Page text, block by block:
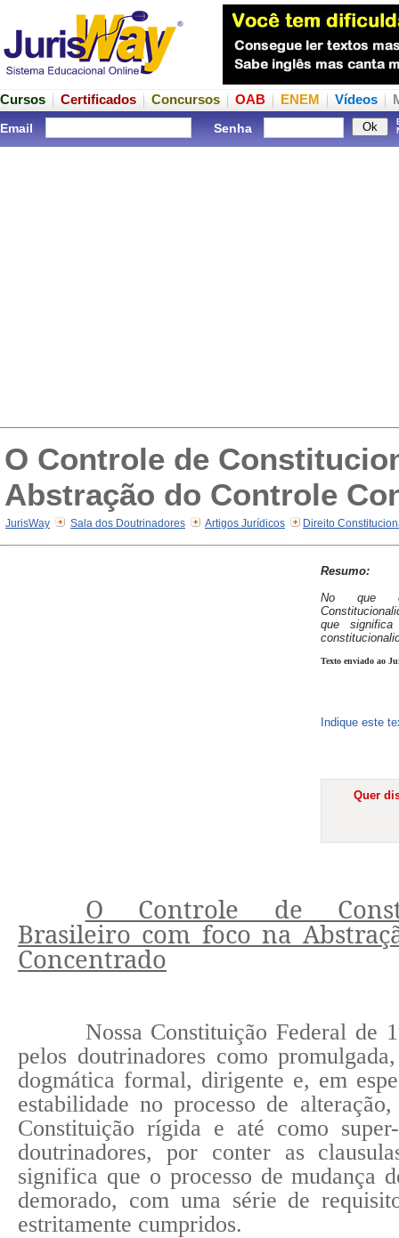
Cursos Certificados Concursos OAB ENEM Vídeos
Email Senha
O Controle de
Abstração do Controle
JurisWay Sala dos Doutrinadores Artigos Jurídicos Direito
Resumo:
No que
que
Texto enviado ao
Indique este
Quer
O Controle de
Brasileiro com foco na
Concentrado
Nossa Constituição Federal de
pelos doutrinadores como
dogmática formal, dirigente e, em
estabilidade no processo de
Constituição rígida e até como
doutrinadores, por conter as
significa que o processo de mudança
demorado, com uma série de
estritamente cumpridos.